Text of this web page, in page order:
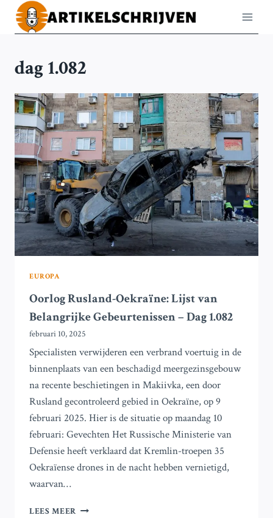
Doorgaan
naar
dag 1.082
EUROPA
Oorlog Rusland-Oekraïne: Lijst van
Belangrijke Gebeurtenissen – Dag 1.082
februari 10, 2025
Specialisten verwijderen een verbrand voertuig in de
binnenplaats van een beschadigd meergezinsgebouw
na recente beschietingen in Makiivka, een door
Rusland gecontroleerd gebied in Oekraïne, op 9
februari 2025. Hier is de situatie op maandag 10
februari: Gevechten Het Russische Ministerie van
Defensie heeft verklaard dat Kremlin-troepen 35
Oekraïense drones in de nacht hebben vernietigd,
waarvan…
LEES MEER OORLOG